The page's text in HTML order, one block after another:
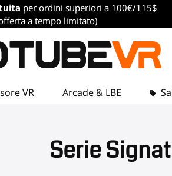
per ordini superiori a 100€/115$
a tempo limitato)
VR Arcade & LBE
Serie